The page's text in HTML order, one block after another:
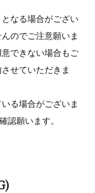
なる場合がござい
のでご注意願いま
できない場合もご
せていただきま
る場合がございま
認願います。